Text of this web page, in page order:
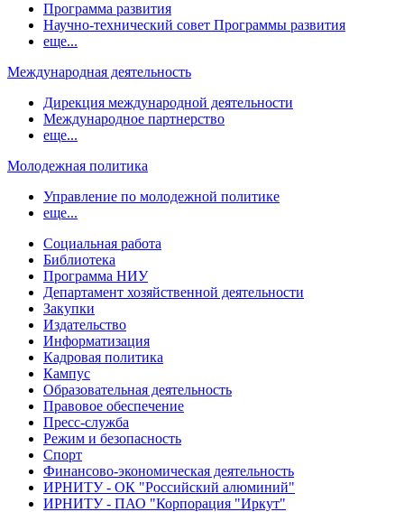
Программа развития
Научно-технический совет Программы развития
еще...
Международная деятельность
Дирекция международной деятельности
Международное партнерство
еще...
Молодежная политика
Управление по молодежной политике
еще...
Социальная работа
Библиотека
Программа НИУ
Департамент хозяйственной деятельности
Закупки
Издательство
Информатизация
Кадровая политика
Кампус
Образовательная деятельность
Правовое обеспечение
Пресс-служба
Режим и безопасность
Спорт
Финансово-экономическая деятельность
ИРНИТУ - ОК "Российский алюминий"
ИРНИТУ - ПАО "Корпорация "Иркут"